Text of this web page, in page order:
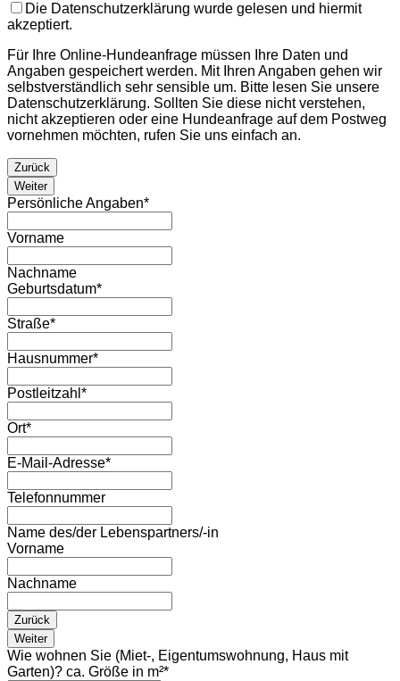
Die Datenschutzerklärung wurde gelesen und hiermit
akzeptiert.
Für Ihre Online-Hundeanfrage müssen Ihre Daten und
Angaben gespeichert werden. Mit Ihren Angaben gehen wir
selbstverständlich sehr sensible um. Bitte lesen Sie unsere
Datenschutzerklärung. Sollten Sie diese nicht verstehen,
nicht akzeptieren oder eine Hundeanfrage auf dem Postweg
vornehmen möchten, rufen Sie uns einfach an.
Zurück
Weiter
Persönliche Angaben*
Vorname
Nachname
Geburtsdatum*
Straße*
Hausnummer*
Postleitzahl *
Ort*
E-Mail-Adresse*
Telefonnummer
Name des/der Lebenspartners/-in
Vorname
Nachname
Zurück
Weiter
Wie wohnen Sie (Miet-, Eigentumswohnung, Haus mit
Garten)? ca. Größe in m²*